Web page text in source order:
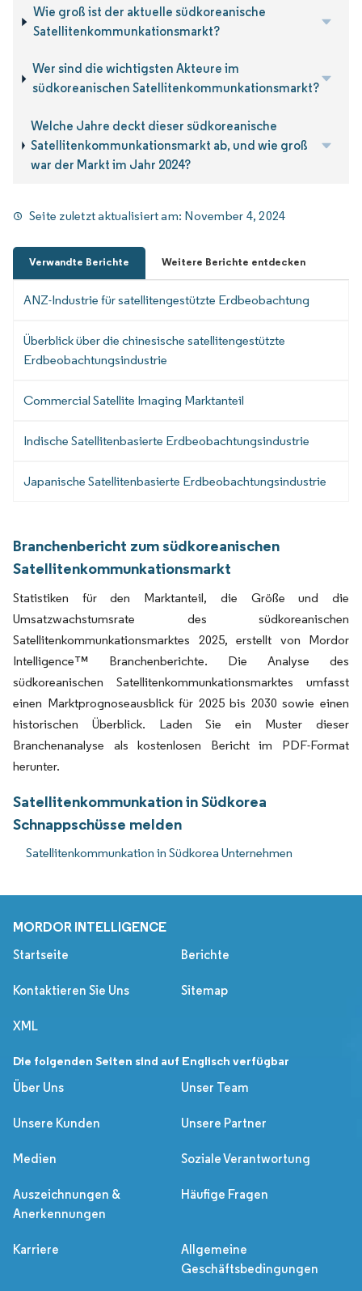
Wie groß ist der aktuelle südkoreanische
Satellitenkommunkationsmarkt?
Wer sind die wichtigsten Akteure im
südkoreanischen Satellitenkommunkationsmarkt?
Welche Jahre deckt dieser südkoreanische
Satellitenkommunkationsmarkt ab, und wie groß
war der Markt im Jahr 2024?
Seite zuletzt aktualisiert am: November 4, 2024
Verwandte Berichte Weitere Berichte entdecken
ANZ-Industrie für satellitengestützte Erdbeobachtung
Überblick über die chinesische satellitengestützte
Erdbeobachtungsindustrie
Commercial Satellite Imaging Marktanteil
Indische Satellitenbasierte Erdbeobachtungsindustrie
Japanische Satellitenbasierte Erdbeobachtungsindustrie
Branchenbericht zum südkoreanischen
Satellitenkommunkationsmarkt
Statistiken für den Marktanteil, die Größe und die
Umsatzwachstumsrate des südkoreanischen
Satellitenkommunkationsmarktes 2025, erstellt von Mordor
Intelligence™ Branchenberichte. Die Analyse des
südkoreanischen Satellitenkommunkationsmarktes umfasst
einen Marktprognoseausblick für 2025 bis 2030 sowie einen
historischen Überblick. Laden Sie ein Muster dieser
Branchenanalyse als kostenlosen Bericht im PDF-Format
herunter.
Satellitenkommunkation in Südkorea
Schnappschüsse melden
Satellitenkommunkation in Südkorea Unternehmen
MORDOR INTELLIGENCE
Startseite Berichte
Kontaktieren Sie Uns Sitemap
XML
Die folgenden Seiten sind auf Englisch verfügbar
Über Uns
Unser Team
Unsere Kunden Unsere Partner
Medien Soziale Verantwortung
Auszeichnungen &
Anerkennungen
Häufige Fragen
Karriere
Allgemeine
Geschäftsbedingungen